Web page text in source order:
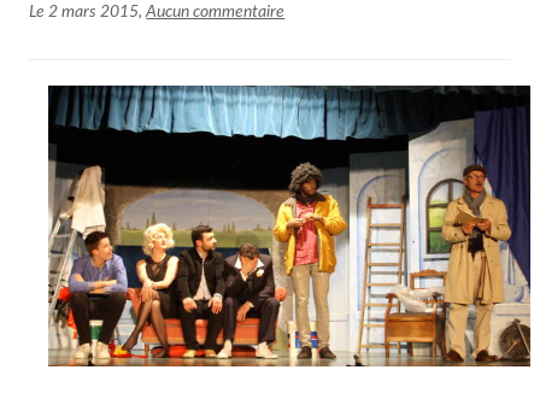
Le 2 mars 2015,Aucun commentaire